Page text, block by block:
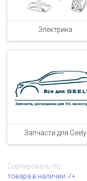
Электрика
Запчасти для Geely
Сортировать по:
товара в наличии -/+